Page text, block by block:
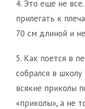
4. Это еще не
прилегать к
70 см длиной и
5. Как поется в
собрался в
всякие приколы
«приколы», а не